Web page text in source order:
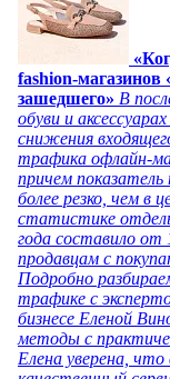
fashion-
зашедшего» В
обуви и
снижения
трафика офлайн-
причем
более резко, чем в
статистике
года составило
продавцам с
Подробно
трафике с
бизнесе Еленой
методы с
Елена уверена,